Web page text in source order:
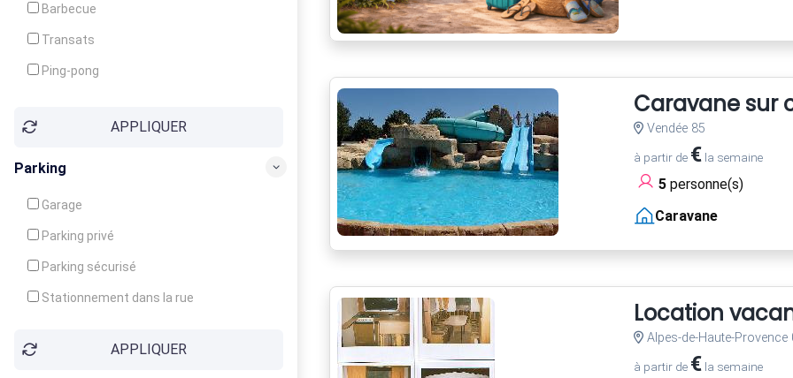
Barbecue
Transats
Ping-pong
Jeux d'enfantsAPPLIQUER
Parking
Garage
Parking privé
Parking sécurisé
Stationnement dans la rue
APPLIQUER
Caravane sur
Vendée 85
à partir de €la semaine
5personne(s)
Caravane
Location
Alpes-de-Haute-Provence
à partir de €la semaine